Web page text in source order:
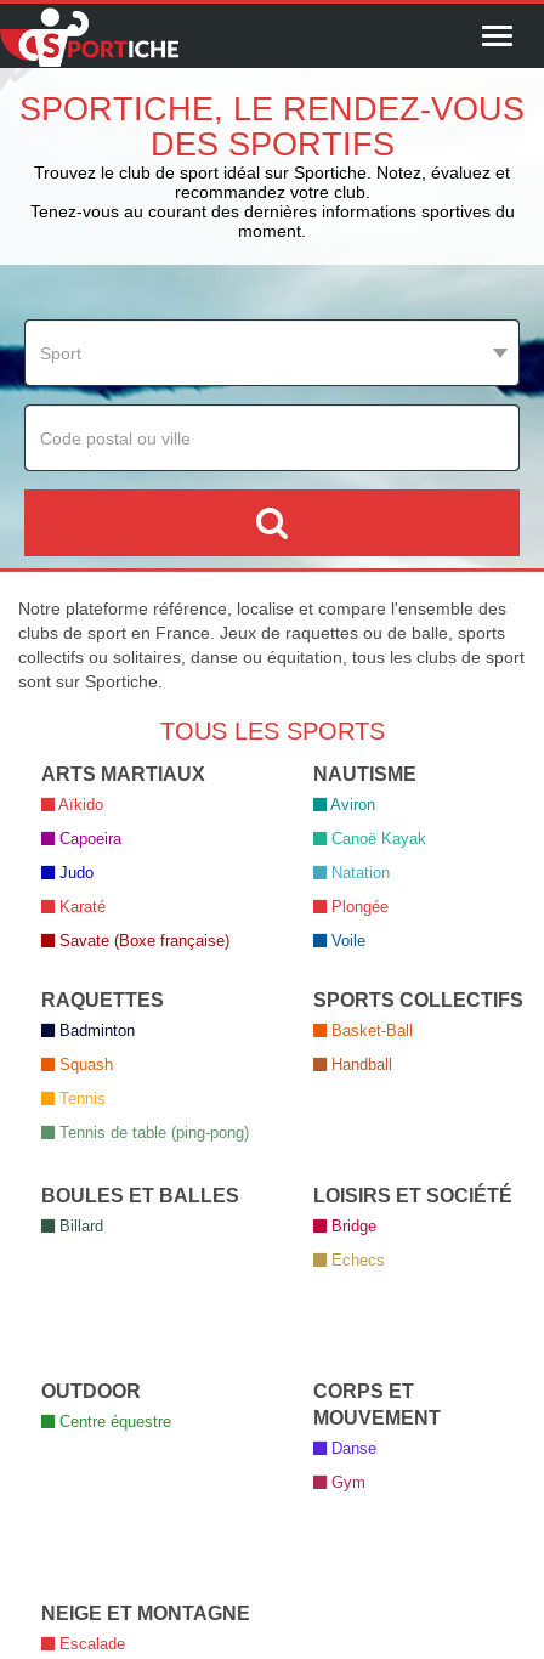
Menu
SPORTICHE, LE RENDEZ-VOUS
DES SPORTIFS
Trouvez le club de sport idéal sur Sportiche. Notez, évaluez et
recommandez votre club.
Tenez-vous au courant des dernières informations sportives du
moment.
Notre plateforme référence, localise et compare l'ensemble des
clubs de sport en France. Jeux de raquettes ou de balle, sports
collectifs ou solitaires, danse ou équitation, tous les clubs de sport
sont sur Sportiche.
TOUS LES SPORTS
ARTS MARTIAUX
Aïkido
Capoeira
Judo
Karaté
Savate (Boxe française)
NAUTISME
Aviron
Canoë Kayak
Natation
Plongée
Voile
RAQUETTES
Badminton
Squash
Tennis
Tennis de table (ping-pong)
SPORTS COLLECTIFS
Basket-Ball
Handball
BOULES ET BALLES
Billard
LOISIRS ET SOCIÉTÉ
Bridge
Echecs
OUTDOOR
Centre équestre
CORPS ET
MOUVEMENT
Danse
Gym
NEIGE ET MONTAGNE
Escalade